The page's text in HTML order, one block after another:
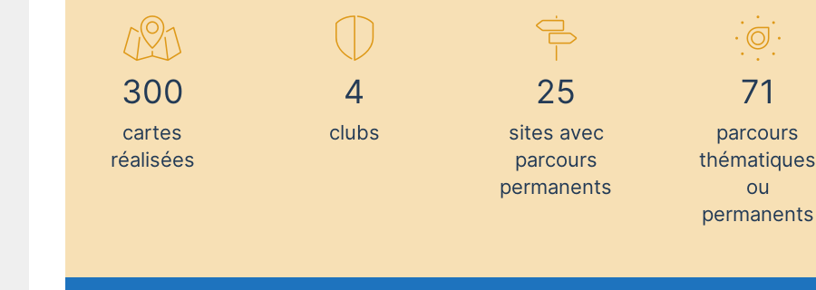
300
cartes
réalisées
4
clubs
25
sites avec
parcours
permanents
71
parcours
thématiques
ou
permanents